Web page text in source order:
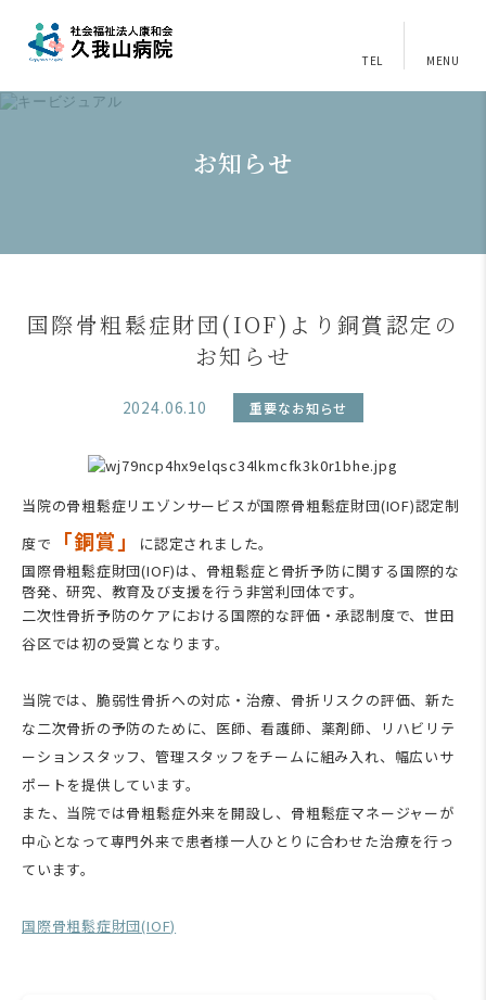
TEL MENU
お知らせ
国際骨粗鬆症財団(IOF)より銅賞認定の
お知らせ
2024.06.10 重要なお知らせ
当院の骨粗鬆症リエゾンサービスが国際骨粗鬆症財団(IOF)認定制
度で
「銅賞」
に認定されました。
国際骨粗鬆症財団(IOF)は、骨粗鬆症と骨折予防に関する国際的な
啓発、研究、教育及び支援を行う非営利団体です。
二次性骨折予防のケアにおける国際的な評価・承認制度で、世田
谷区では初の受賞となります。
当院では、脆弱性骨折への対応・治療、骨折リスクの評価、新た
な二次骨折の予防のために、医師、看護師、薬剤師、リハビリテ
ーションスタッフ、管理スタッフをチームに組み入れ、幅広いサ
ポートを提供しています。
また、当院では骨粗鬆症外来を開設し、骨粗鬆症マネージャーが
中心となって専門外来で患者様一人ひとりに合わせた治療を行っ
ています。
国際骨粗鬆症財団(IOF)